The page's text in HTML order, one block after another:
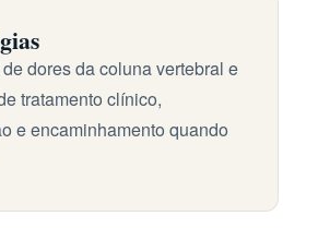
dores da coluna vertebral e
tratamento clínico,
e encaminhamento quando